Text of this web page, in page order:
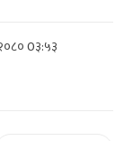
0३:५३